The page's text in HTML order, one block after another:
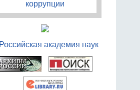
коррупции